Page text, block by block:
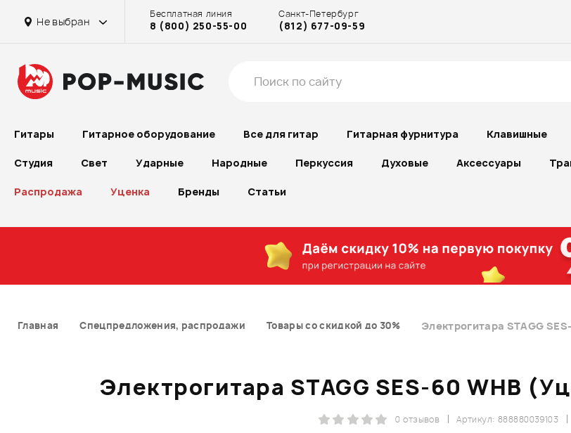
Не выбран
Бесплатная линия
8 (800) 250-55-00
Санкт-Петербург
(812) 677-09-59
Гитары Гитарное оборудование Все для гитар Гитарная фурнитура Клавишные
Студия Свет Ударные Народные Перкуссия Духовые Аксессуары
Распродажа Уценка Бренды Статьи
Главная Спецпредложения, распродажи Товары со скидкой до 30% Электрогитара STAGG
Электрогитара STAGG SES-60 WHB
Артикул: 888880039103
0 отзывов